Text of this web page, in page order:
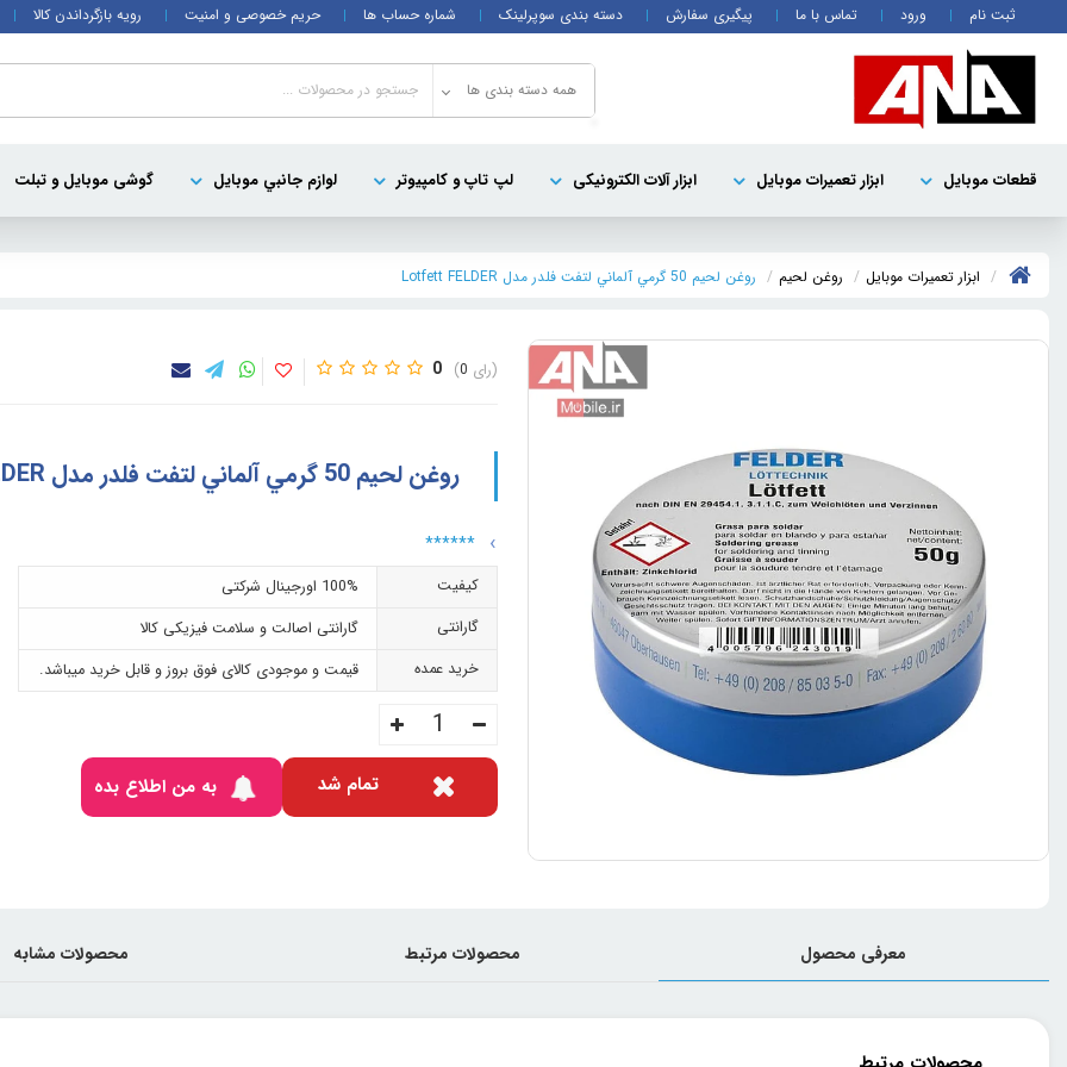
ثبت نام ورود تماس با ما پیگیری سفارش دسته بندی سوپرلینک شماره حساب ها حریم خصوصی و امنیت رویه بازگرداندن کالا
همه دسته بندی ها
قطعات موبايل ابزار تعمیرات موبایل ابزار آلات الکترونیکی لپ تاپ و کامپيوتر لوازم جانبي موبایل گوشی موبایل و تبلت
ابزار تعمیرات موبایل روغن لحيم روغن لحيم 50 گرمي آلماني لتفت فلدر مدل Lotfett FELDER
0 0
روغن لحيم 50 گرمي آلماني لتفت فلدر مدل Lotfett FELDER
******
کیفیت
100% اورجینال شرکتی
گارانتی
گارانتی اصالت و سلامت فیزیکی کالا
خرید عمده
قیمت و موجودی کالای فوق بروز و قابل خرید میباشد.
تمام شد به من اطلاع بده
معرفی محصول محصولات مرتبط محصولات مشابه